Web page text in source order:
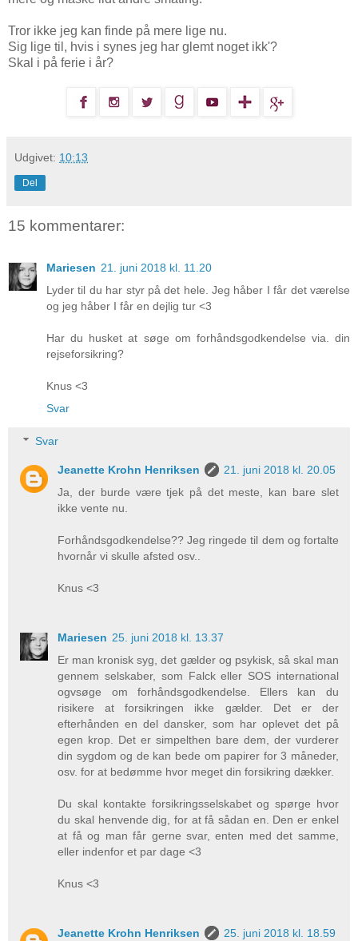
Tror ikke jeg kan finde på mere lige nu.
Sig lige til, hvis i synes jeg har glemt noget ikk'?
Skal i på ferie i år?
Udgivet: 10:13
Del
15 kommentarer:
Mariesen 21. juni 2018 kl. 11.20
Lyder til du har styr på det hele. Jeg håber I får det værelse
og jeg håber I får en dejlig tur <3
Har du husket at søge om forhåndsgodkendelse via. din
rejseforsikring?
Knus <3
Svar
Svar
Jeanette Krohn Henriksen
21. juni 2018 kl. 20.05
Ja, der burde være tjek på det meste, kan bare slet
ikke vente nu.
Forhåndsgodkendelse?? Jeg ringede til dem og fortalte
hvornår vi skulle afsted osv..
Knus <3
Mariesen 25. juni 2018 kl. 13.37
Er man kronisk syg, det gælder og psykisk, så skal man
gennem selskaber, som Falck eller SOS international
ogvsøge om forhåndsgodkendelse. Ellers kan du
risikere at forsikringen ikke gælder. Det er der
efterhånden en del dansker, som har oplevet det på
egen krop. Det er simpelthen bare dem, der vurderer
din sygdom og de kan bede om papirer for 3 måneder,
osv. for at bedømme hvor meget din forsikring dækker.
Du skal kontakte forsikringsselskabet og spørge hvor
du skal henvende dig, for at få sådan en. Den er enkel
at få og man får gerne svar, enten med det samme,
eller indenfor et par dage <3
Knus <3
Jeanette Krohn Henriksen
25. juni 2018 kl. 18.59